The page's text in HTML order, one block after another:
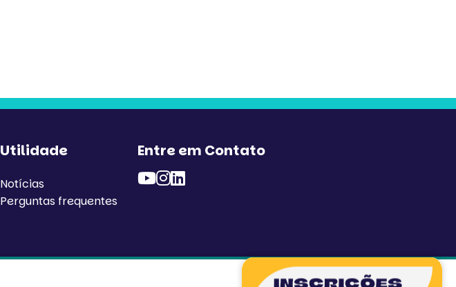
Utilidade
Notícias
Perguntas frequentes
Entre em Contato